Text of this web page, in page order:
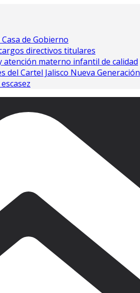
de Gobierno
directivos titulares
atención materno infantil de calidad
del Cartel Jalisco Nueva Generación